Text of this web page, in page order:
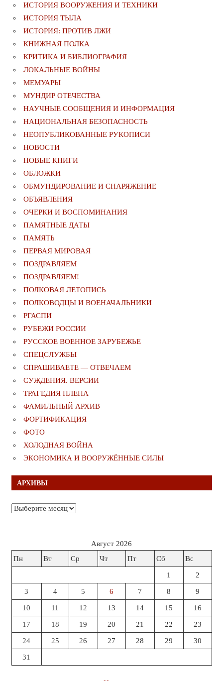
ИСТОРИЯ ВООРУЖЕНИЯ И ТЕХНИКИ
ИСТОРИЯ ТЫЛА
ИСТОРИЯ: ПРОТИВ ЛЖИ
КНИЖНАЯ ПОЛКА
КРИТИКА И БИБЛИОГРАФИЯ
ЛОКАЛЬНЫЕ ВОЙНЫ
МЕМУАРЫ
МУНДИР ОТЕЧЕСТВА
НАУЧНЫЕ СООБЩЕНИЯ И ИНФОРМАЦИЯ
НАЦИОНАЛЬНАЯ БЕЗОПАСНОСТЬ
НЕОПУБЛИКОВАННЫЕ РУКОПИСИ
НОВОСТИ
НОВЫЕ КНИГИ
ОБЛОЖКИ
ОБМУНДИРОВАНИЕ И СНАРЯЖЕНИЕ
ОБЪЯВЛЕНИЯ
ОЧЕРКИ И ВОСПОМИНАНИЯ
ПАМЯТНЫЕ ДАТЫ
ПАМЯТЬ
ПЕРВАЯ МИРОВАЯ
ПОЗДРАВЛЯЕМ
ПОЗДРАВЛЯЕМ!
ПОЛКОВАЯ ЛЕТОПИСЬ
ПОЛКОВОДЦЫ И ВОЕНАЧАЛЬНИКИ
РГАСПИ
РУБЕЖИ РОССИИ
РУССКОЕ ВОЕННОЕ ЗАРУБЕЖЬЕ
СПЕЦСЛУЖБЫ
СПРАШИВАЕТЕ — ОТВЕЧАЕМ
СУЖДЕНИЯ. ВЕРСИИ
ТРАГЕДИЯ ПЛЕНА
ФАМИЛЬНЫЙ АРХИВ
ФОРТИФИКАЦИЯ
ФОТО
ХОЛОДНАЯ ВОЙНА
ЭКОНОМИКА И ВООРУЖЁННЫЕ СИЛЫ
АРХИВЫ
Архивы
Август 2026
Пн
Вт Ср Чт Пт Сб Вс
1 2
3 4 5 6 7 8 9
10 11 12 13 14 15 16
17 18 19 20 21 22 23
24 25 26 27 28 29 30
31